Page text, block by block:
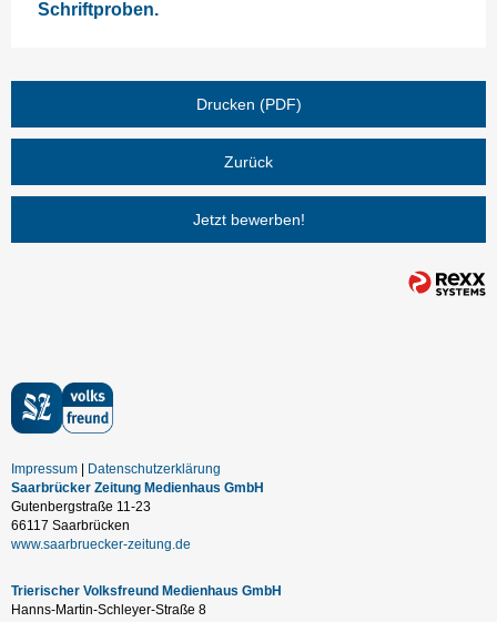
Schriftproben.
Drucken (PDF)
Zurück
Jetzt bewerben!
Impressum
Datenschutzerklärung
Saarbrücker Zeitung Medienhaus GmbH
Gutenbergstraße 11-23
66117 Saarbrücken
www.saarbruecker-zeitung.de
Trierischer Volksfreund Medienhaus GmbH
Hanns-Martin-Schleyer-Straße 8